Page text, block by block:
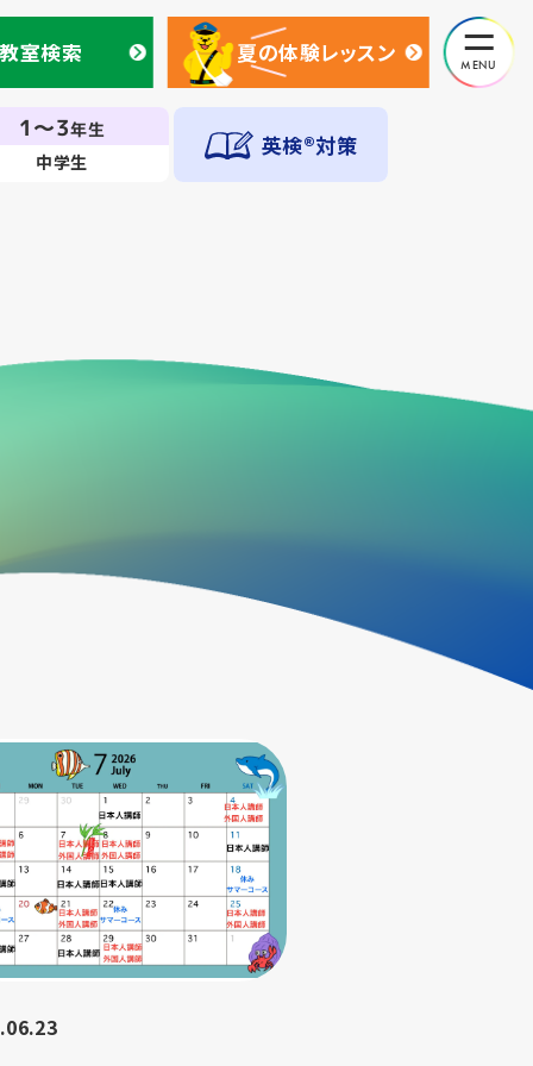
教室検索
夏の体験レッスン
夏の体験レッスン
1～3年生
中学生
英検®対策